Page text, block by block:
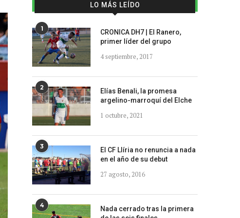
LO MÁS LEÍDO
1
CRONICA DH7 | El Ranero,
primer líder del grupo
4 septiembre, 2017
2
Elías Benali, la promesa
argelino-marroquí del Elche
1 octubre, 2021
3
El CF Llíria no renuncia a nada
en el año de su debut
27 agosto, 2016
4
Nada cerrado tras la primera